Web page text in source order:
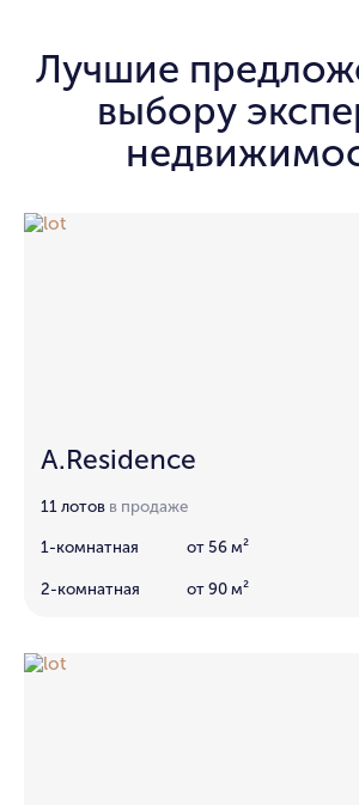
Лучшие
выбору
A.Residence
11 лотов в продаже
1-комнатная от 56 м²
2-комнатная от 90 м²